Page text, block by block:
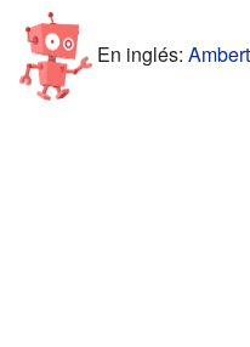
En inglés: